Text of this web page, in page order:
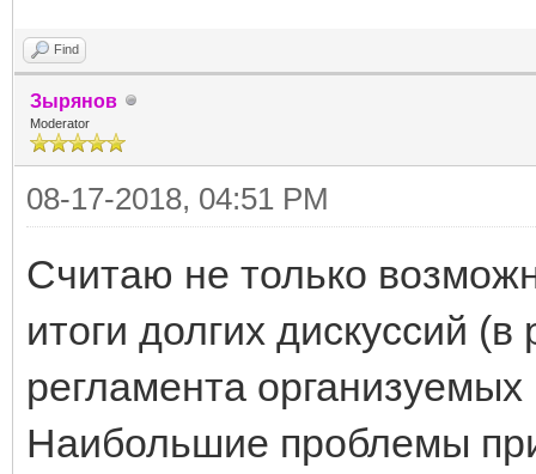
Find
Зырянов
Moderator
08-17-2018, 04:51 PM
Считаю не только
итоги долгих дискуссий
регламента
Наибольшие проблемы